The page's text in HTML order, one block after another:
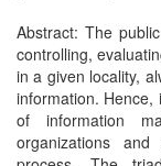
Abstract: The
controlling,
in a given locality,
information.
of information
organizations